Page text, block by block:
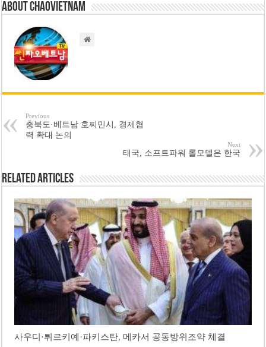
About chaovietnam
Previous
충북도·베트남 호찌민시, 경제협
력 확대 논의
Next
태국, 소프트파워 롤모델은 한국
Related Articles
사우디·튀르키예·파키스탄, 메카서 공동방위조약 체결